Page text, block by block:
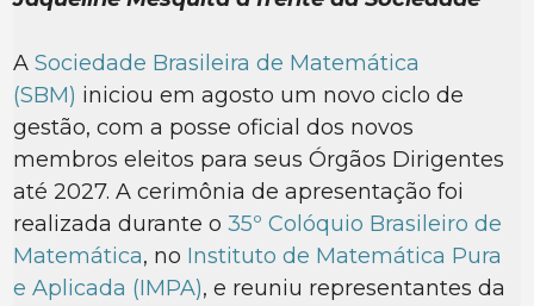
ASociedade Brasileira de Matemática
(SBM) iniciou em agosto um novo ciclo de
gestão, com a posse oficial dos novos
membros eleitos para seus Órgãos Dirigentes
até 2027. A cerimônia de apresentação foi
realizada durante o35º Colóquio Brasileiro de
Matemática, no Instituto de Matemática Pura
e Aplicada (IMPA), e reuniu representantes da